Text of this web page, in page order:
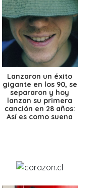
Lanzaron un éxito
gigante en los 90, se
separaron y hoy
lanzan su primera
canción en 28 años:
Así es como suena